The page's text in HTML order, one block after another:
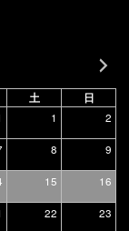
土
日
1 2
8 9
15 16
22 23